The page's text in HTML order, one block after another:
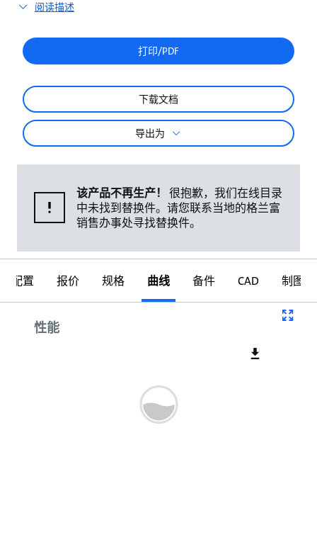
阅读描述
打印/PDF
下载文档
导出为
该产品不再生产！
很抱歉，我们在线目录
中未找到替换件。请您联系当地的格兰富
销售办事处寻找替换件。
配置 报价 规格 曲线 备件 CAD 制图
性能